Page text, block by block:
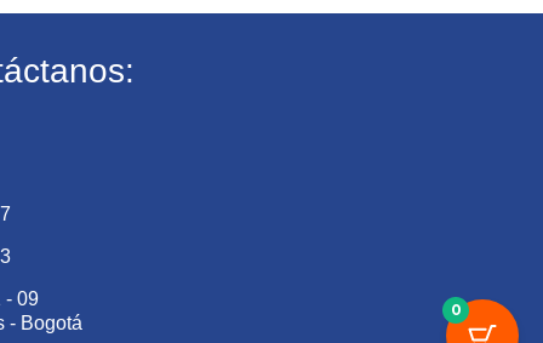
- 09
- Bogotá
0